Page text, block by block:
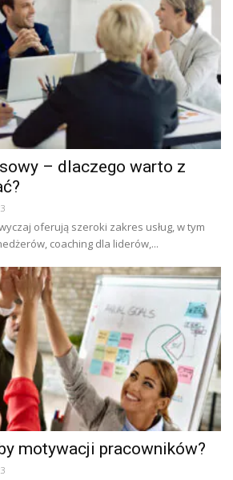
– dlaczego warto z
oferują szeroki zakres usług, w tym
coaching dla liderów,...
motywacji pracowników?